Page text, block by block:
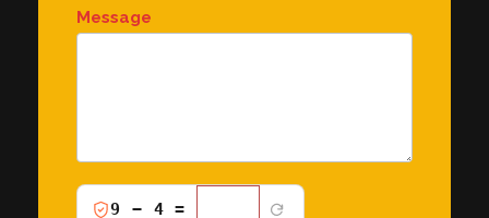
Message
Verification
9 − 4 =